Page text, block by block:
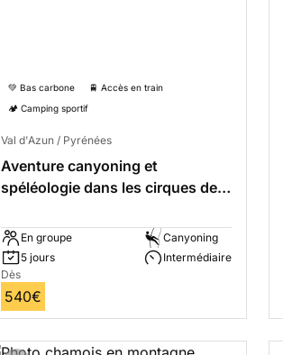
💚 Bas carbone
🚆 Accès en train
🏕️ Camping sportif
Val d'Azun / Pyrénées
Aventure canyoning et
spéléologie dans les cirques de
En groupe
5 jours
Canyoning
Intermédiaire
Dès
540€